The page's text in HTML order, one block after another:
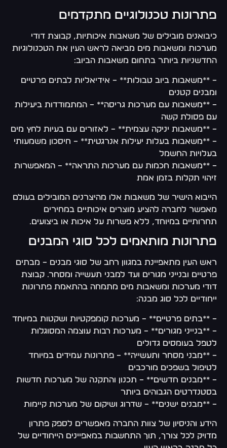
פתרונות טכנולוגיים מתקדמים
כיבואנים מובילים של משאבות איכותיות, קבוצת דודי
מערכות ומשאבות מים מביאה לראש העין את הטכנולוגיות
החדשניות ביותר בתחום משאבות הביוב:
– **משאבות ביוב טבולות** – אידיאליות לבתים פרטיים
ומבנים קטנים
– **משאבות עם מערכות גריסה** – המתמודדות ביעילות
עם פסולת קשה
– **משאבות יניקה עצמית** – לאזורים עם בעיות לחץ מים
– **משאבות בעלות יעילות אנרגטית** – חיסכון משמעותי
בעלויות החשמל
– **משאבות חכמות עם מערכות התראה** – המאפשרות
זיהוי תקלות בזמן אמת
הייבוא הישיר של משאבות אלו מהיצרנים המובילים בעולם
מאפשר לחברה להציע מוצרים איכותיים במחירים
תחרותיים במיוחד, ללא פשרות על איכות או ביצועים.
פתרונות מותאמים לכל סוגי המבנים
ראש העין מתאפיינת במגוון רחב של סוגי מבנים – מבתים
פרטיים ובנייני מגורים ועד למבני תעשייה ומסחר. קבוצת
דודי מערכות ומשאבות מים מתמחה בהתאמת פתרונות
ייחודיים לכל סוג מבנה:
– **בתים פרטיים** – מערכות קומפקטיות ושקטות במיוחד
– **בנייני מגורים** – מערכות רבות עוצמה המסוגלות
לטפל בעומסים גדולים
– **מבני מסחר ותעשייה** – פתרונות עמידים במיוחד
לטיפול בשפכים מורכבים
– **מבנים חדשים** – תכנון והתקנה של מערכות חדשות
בסטנדרטים הגבוהים ביותר
– **מבנים ישנים** – שדרוג ושיקום של מערכות קיימות
הידע והניסיון של צוות החברה מאפשרים לספק פתרון
מדויק לכל צורך, תוך התחשבות במאפיינים הייחודיים של